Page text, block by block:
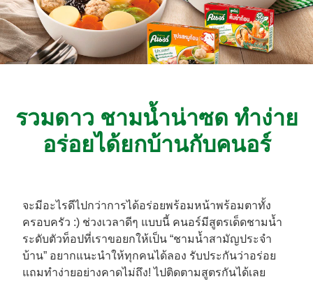
เมนูอาหารตามประเภทการทำ
เมนูอาหารประจำภาค
รวมดาว ชามน้ำน่าซด ทำง่าย
อร่อยได้ยกบ้านกับคนอร์
จะมีอะไรดีไปกว่าการได้อร่อยพร้อมหน้าพร้อมตาทั้ง
ครอบครัว :) ช่วงเวลาดีๆ แบบนี้ คนอร์มีสูตรเด็ดชามน้ำ
ระดับตัวท็อปที่เราขอยกให้เป็น “ชามน้ำสามัญประจำ
บ้าน” อยากแนะนำให้ทุกคนได้ลอง รับประกันว่าอร่อย
แถมทำง่ายอย่างคาดไม่ถึง! ไปติดตามสูตรกันได้เลย